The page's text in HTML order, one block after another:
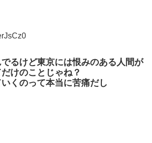
るけど東京には恨みのある人間が
けのことじゃね？
くのって本当に苦痛だし